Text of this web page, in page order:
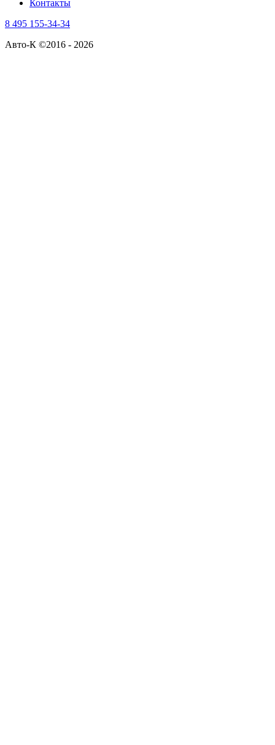
Контакты
8 495 155-34-34
Авто-К ©2016 - 2026